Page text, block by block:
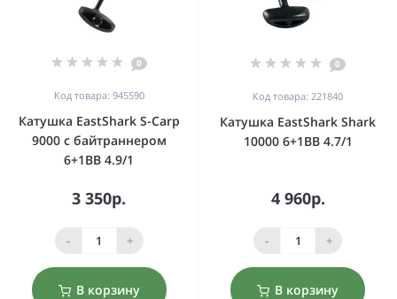
0
Код товара: 945590
Катушка EastShark S-Carp
9000 с байтраннером
6+1BB 4.9/1
3 350р.
- +
В корзину
0
Код товара: 221840
Катушка EastShark Shark
10000 6+1BB 4.7/1
4 960р.
- +
В корзину